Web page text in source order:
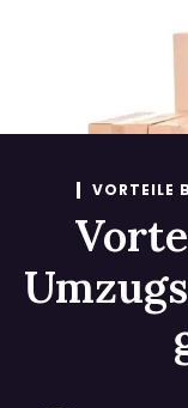
VORTEILE